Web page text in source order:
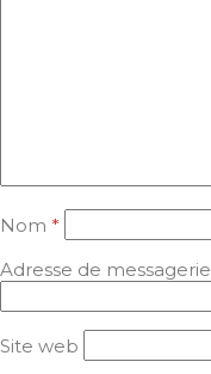
Nom *
Adresse de messagerie
Site web